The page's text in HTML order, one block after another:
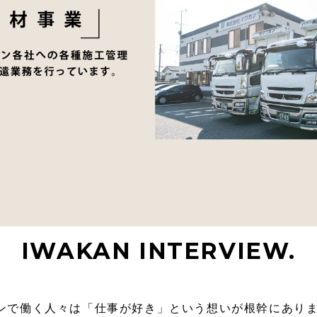
IWAKAN INTERVIEW.
で働く人々は「仕事が好き」という想いが根幹にあり